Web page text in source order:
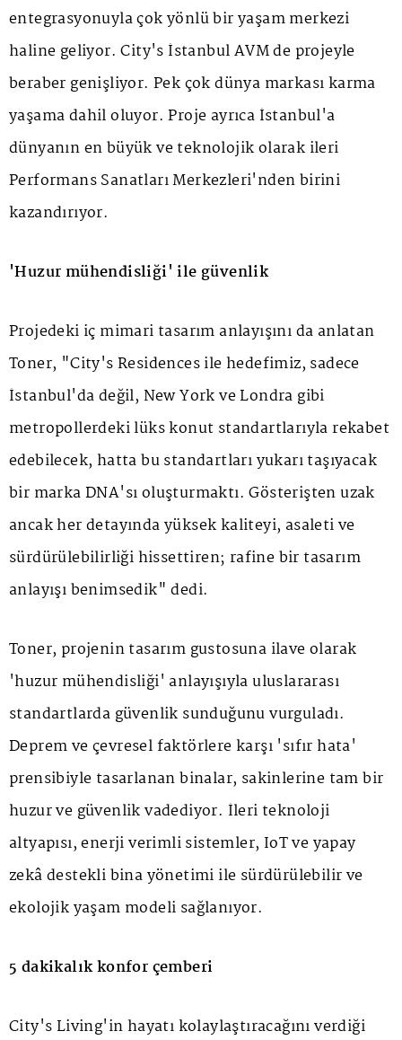
entegrasyonuyla çok yönlü bir yaşam merkezi
haline geliyor. City's İstanbul AVM de projeyle
beraber genişliyor. Pek çok dünya markası karma
yaşama dahil oluyor. Proje ayrıca İstanbul'a
dünyanın en büyük ve teknolojik olarak ileri
Performans Sanatları Merkezleri'nden birini
kazandırıyor.
'Huzur mühendisliği' ile güvenlik
Projedeki iç mimari tasarım anlayışını da anlatan
Toner, "City's Residences ile hedefimiz, sadece
İstanbul'da değil, New York ve Londra gibi
metropollerdeki lüks konut standartlarıyla rekabet
edebilecek, hatta bu standartları yukarı taşıyacak
bir marka DNA'sı oluşturmaktı. Gösterişten uzak
ancak her detayında yüksek kaliteyi, asaleti ve
sürdürülebilirliği hissettiren; rafine bir tasarım
anlayışı benimsedik" dedi.
Toner, projenin tasarım gustosuna ilave olarak
'huzur mühendisliği' anlayışıyla uluslararası
standartlarda güvenlik sunduğunu vurguladı.
Deprem ve çevresel faktörlere karşı 'sıfır hata'
prensibiyle tasarlanan binalar, sakinlerine tam bir
huzur ve güvenlik vadediyor. İleri teknoloji
altyapısı, enerji verimli sistemler, IoT ve yapay
zekâ destekli bina yönetimi ile sürdürülebilir ve
ekolojik yaşam modeli sağlanıyor.
5 dakikalık konfor çemberi
City's Living'in hayatı kolaylaştıracağını verdiği